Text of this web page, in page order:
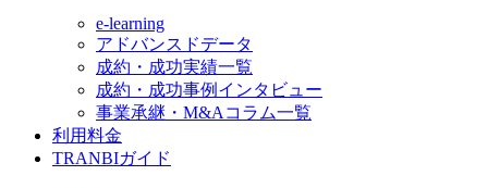
e-learning
アドバンスドデータ
成約・成功実績一覧
成約・成功事例インタビュー
事業承継・M&Aコラム一覧
利用料金
TRANBIガイド